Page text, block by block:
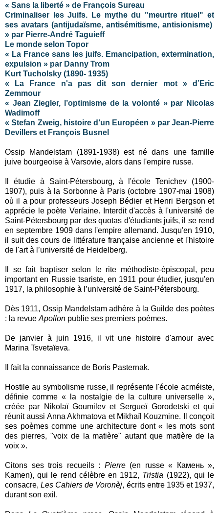
« Sans la liberté » de François Sureau
Criminaliser les Juifs. Le mythe du "meurtre rituel" et
ses avatars (antijudaïsme, antisémitisme, antisionisme)
» par Pierre-André Taguieff
Le monde selon Topor
« La France sans les juifs. Emancipation, extermination,
expulsion » par Danny Trom
Kurt Tucholsky (1890- 1935)
« La France n'a pas dit son dernier mot » d’Eric
Zemmour
« Jean Ziegler, l’optimisme de la volonté » par Nicolas
Wadimoff
« Stefan Zweig, histoire d’un Européen » par Jean-Pierre
Devillers et François Busnel
Ossip Mandelstam (1891-1938) est né dans une famille
juive bourgeoise à Varsovie, alors dans l'empire russe.
Il étudie à Saint-Pétersbourg, à l'école Tenichev (1900-
1907), puis à la Sorbonne à Paris (octobre 1907-mai 1908)
où il a pour professeurs Joseph Bédier et Henri Bergson et
apprécie le poète Verlaine. Interdit d'accès à l'université de
Saint-Pétersbourg par des quotas d'étudiants juifs, il se rend
en septembre 1909 dans l'empire allemand. Jusqu'en 1910,
il suit des cours de littérature française ancienne et l'histoire
de l'art à l’université de Heidelberg.
Il se fait baptiser selon le rite méthodiste-épiscopal, peu
important en Russie tsariste, en 1911 pour étudier, jusqu'en
1917, la philosophie à l’université de Saint-Pétersbourg.
Dès 1911, Ossip Mandelstam adhère à la Guilde des poètes
: la revue Apollon publie ses premiers poèmes.
De janvier à juin 1916, il vit une histoire d'amour avec
Marina Tsvetaïeva.
Il fait la connaissance de Boris Pasternak.
Hostile au symbolisme russe, il représente l'école acméiste,
définie comme « la nostalgie de la culture universelle »,
créée par Nikolaï Goumilev et Sergueï Gorodetski et qui
réunit aussi Anna Akhmatova et Mikhaïl Kouzmine. Il conçoit
ses poèmes comme une architecture dont « les mots sont
des pierres, "voix de la matière" autant que matière de la
voix ».
Citons ses trois recueils : Pierre(en russe « Камень »,
Kamen), qui le rend célèbre en 1912, Tristia (1922), qui le
consacre,Les Cahiers de Voronèj, écrits entre 1935 et 1937,
durant son exil.